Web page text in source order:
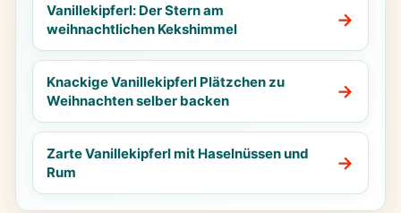
Vanillekipferl: Der Stern am
weihnachtlichen Kekshimmel
Knackige Vanillekipferl Plätzchen zu
Weihnachten selber backen
Zarte Vanillekipferl mit Haselnüssen und
Rum